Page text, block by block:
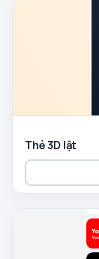
Thẻ 3D lật